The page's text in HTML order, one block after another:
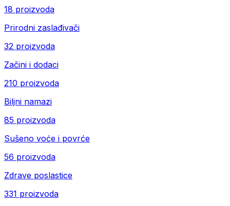
18 proizvoda
Prirodni zaslađivači
32 proizvoda
Začini i dodaci
210 proizvoda
Biljni namazi
85 proizvoda
Sušeno voće i povrće
56 proizvoda
Zdrave poslastice
331 proizvoda